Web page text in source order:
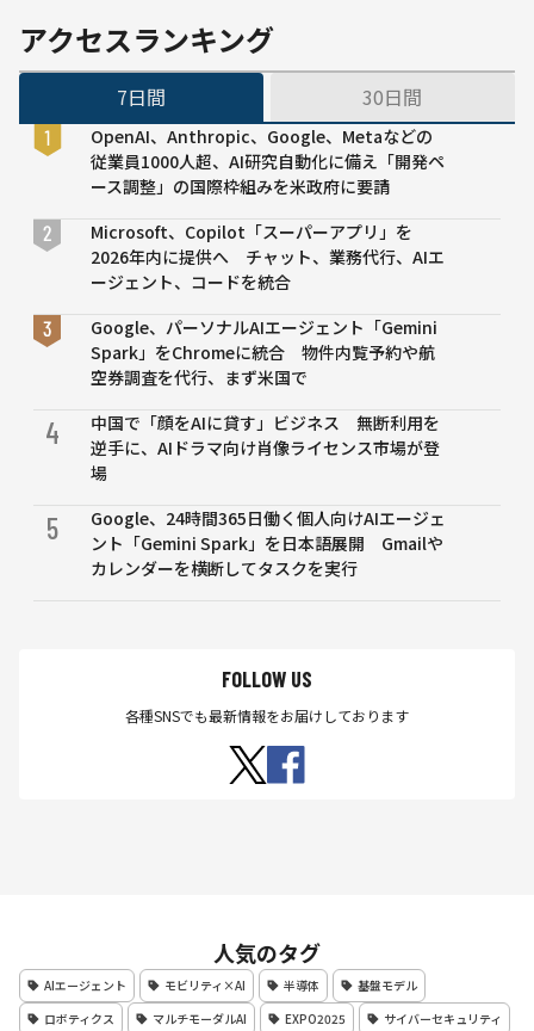
アクセスランキング
7日間 30日間
OpenAI、Anthropic、Google、Metaなどの
従業員1000人超、AI研究自動化に備え「開発ペ
ース調整」の国際枠組みを米政府に要請
Microsoft、Copilot「スーパーアプリ」を
2026年内に提供へ チャット、業務代行、AIエ
ージェント、コードを統合
Google、パーソナルAIエージェント「Gemini
Spark」をChromeに統合 物件内覧予約や航
空券調査を代行、まず米国で
4
中国で「顔をAIに貸す」ビジネス 無断利用を
逆手に、AIドラマ向け肖像ライセンス市場が登
場
5
Google、24時間365日働く個人向けAIエージェ
ント「Gemini Spark」を日本語展開 Gmailや
カレンダーを横断してタスクを実行
FOLLOW US
各種SNSでも最新情報をお届けしております
人気のタグ
AIエージェント モビリティ×AI 半導体
基盤モデル
ロボティクス
マルチモーダルAI EXPO2025 サイバーセキュリティ